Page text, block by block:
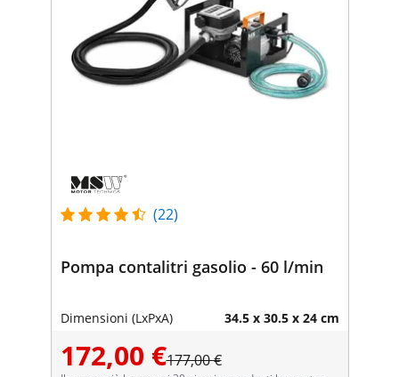
(22)
Pompa contalitri gasolio - 60 l/min
Dimensioni (LxPxA) 34.5 x 30.5 x 24 cm
172,00 €177,00 €